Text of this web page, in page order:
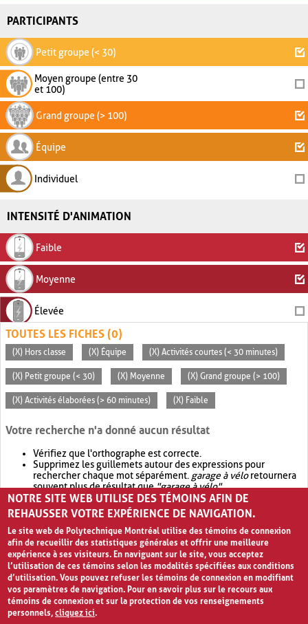
PARTICIPANTS
Petit groupe (< 30)
Moyen groupe (entre 30
et 100)
Grand groupe (> 100)
Équipe
Individuel
INTENSITÉ D'ANIMATION
Faible
Moyenne
Élevée
TOUTES LES FICHES (0)
(X) Hors classe (X) Équipe (X) Activités courtes (< 30 minutes)
(X) Petit groupe (< 30) (X) Moyenne (X) Grand groupe (> 100)
(X) Activités élaborées (> 60 minutes) (X) Faible
Votre recherche n'a donné aucun résultat
Vérifiez que l'orthographe est correcte.
Supprimez les guillemets autour des expressions pour
rechercher chaque mot séparément. garage à véloretournera
souvent plus de résultat que"garage à vélo".
Envisagez d'élargir votre recherche avec OR.garage OR vélo
retournera souvent plus de résultat quegarage à vélo
NOTRE SITE WEB UTILISE DES TÉMOINS AFIN DE
REHAUSSER VOTRE EXPÉRIENCE DE NAVIGATION.
Le site web de Polytechnique Montréal utilise des témoins de connexion
afin de recueillir des statistiques générales et offrir une meilleure
expérience à ses visiteurs. En naviguant sur le site, vous acceptez
l’utilisation de ces témoins selon les modalités spécifiées aux conditions
d’utilisation. Vous pouvez refuser les témoins de connexion en modifiant
vos paramètres de navigation. Pour en savoir plus sur le recours aux
témoins de connexion et sur la protection de vos renseignements
personnels,cliquez ici.